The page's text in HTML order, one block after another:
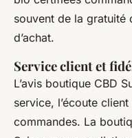
souvent de la gratuité
d’achat.
Service client et
L’avis boutique CBD
service, l’écoute
commandes. La